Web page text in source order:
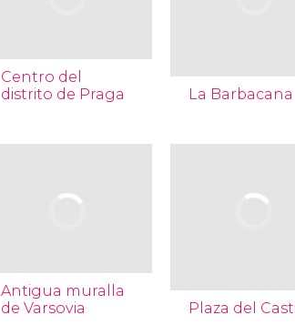
Centro del
distrito de Praga
La Barbacana
Antigua muralla
de Varsovia
Plaza del